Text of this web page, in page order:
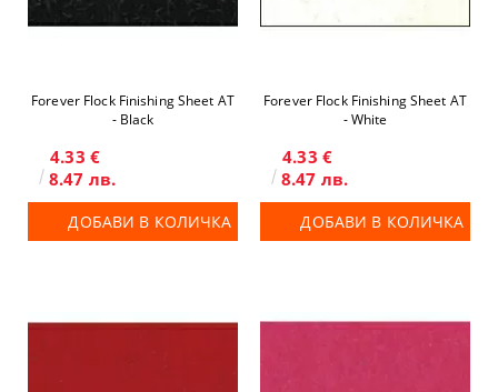
Forever Flock Finishing Sheet AT
- Black
4.33 €
8.47 лв.
ДОБАВИ В КОЛИЧКА
Forever Flock Finishing Sheet AT
- White
4.33 €
8.47 лв.
ДОБАВИ В КОЛИЧКА